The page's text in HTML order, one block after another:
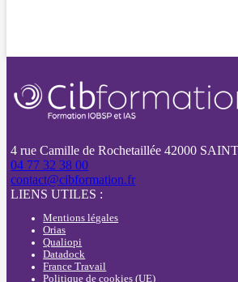
4 rue Camille de Rochetaillée 42000
04 77 32 38 00
contact@cibformation.fr
LIENS UTILES :
Mentions légales
Orias
Qualiopi
Datadock
France Travail
Politique de cookies (UE)